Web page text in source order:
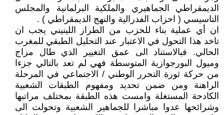
الديمقراطي الجماهيري والملكية البرلمانية والمجلس
التاسيسي ( احزاب الفدرالية والنهج الديمقراطي ) .
ان أي عملية بناء للحزب من الطراز اللينيني يجب ان
تاخد هذا التحول في الاعتبار عند التحليل الطبقي للمغرب
الحالي. فبالاستناد الى عمق التغيير الذي طال مزاج
وميول البورجوازية المتوسطة فهي لم تعد بالتالي جزءا
من حركة ثورة التحرر الوطني / الاجتماعي في المرحلة
الراهنة ومن ضمن تحديد ومفهوم الطبقات الشعبية
الكادحة المستغلة وامست هذه الطبقة بمختلف مراتبها
وشرائحها عدوا مباشرا للجماهير الشعبية وتحولت الى